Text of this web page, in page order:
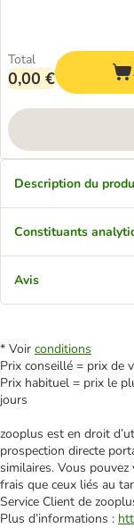
Total
0,00 €
Description du
Constituants
Avis
* Voir conditions
Prix conseillé = prix de
Prix habituel = prix le
jours
zooplus est en droit
prospection directe
similaires. Vous
frais que ceux liés au
Service Client de
Plus d’informations :